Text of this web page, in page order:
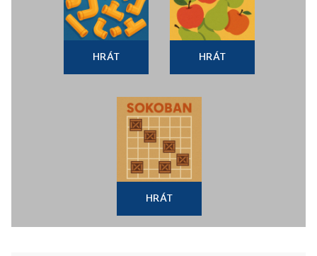
HRÁT HRÁT
HRÁT